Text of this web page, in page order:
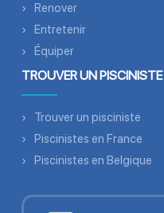
Renover
Entretenir
Équiper
TROUVER UN PISCINISTE
Trouver un pisciniste
Piscinistes en France
Piscinistes en Belgique